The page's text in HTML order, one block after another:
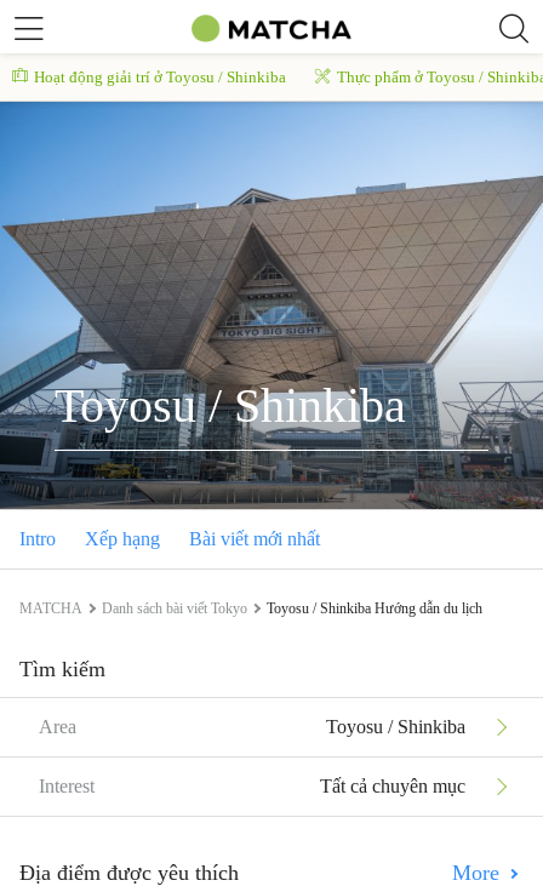
Hoạt động giải trí ở Toyosu / Shinkiba Thực phẩm ở Toyosu /
Toyosu / Shinkiba
Intro Xếp hạng Bài viết mới nhất
MATCHA Danh sách bài viết Tokyo Toyosu / Shinkiba Hướng dẫn du lịch
Tìm kiếm
Area Toyosu / Shinkiba
Interest Tất cả chuyên mục
Địa điểm được yêu thích More